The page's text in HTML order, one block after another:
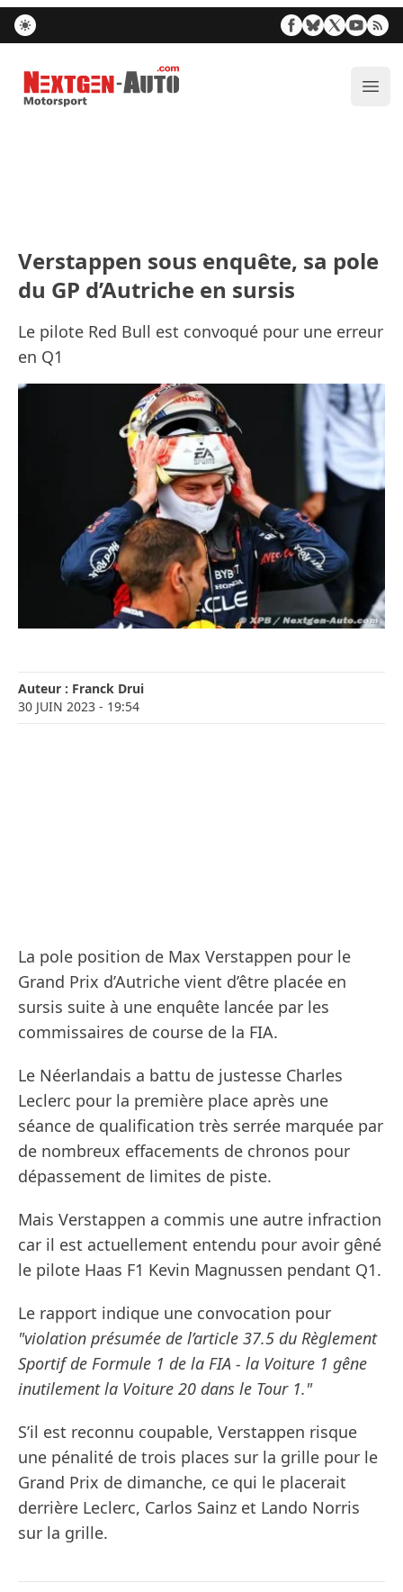
Nextgen-Auto.com
Verstappen sous enquête, sa pole
du GP d’Autriche en sursis
Le pilote Red Bull est convoqué pour une erreur
en Q1
Auteur : Franck Drui
30 JUIN 2023 - 19:54
La pole position de Max Verstappen pour le
Grand Prix d’Autriche vient d’être placée en
sursis suite à une enquête lancée par les
commissaires de course de la FIA.
Le Néerlandais a battu de justesse Charles
Leclerc pour la première place après une
séance de qualification très serrée marquée par
de nombreux effacements de chronos pour
dépassement de limites de piste.
Mais Verstappen a commis une autre infraction
car il est actuellement entendu pour avoir gêné
le pilote Haas F1 Kevin Magnussen pendant Q1.
Le rapport indique une convocation pour
"violation présumée de l’article 37.5 du Règlement
Sportif de Formule 1 de la FIA - la Voiture 1 gêne
inutilement la Voiture 20 dans le Tour 1."
S’il est reconnu coupable, Verstappen risque
une pénalité de trois places sur la grille pour le
Grand Prix de dimanche, ce qui le placerait
derrière Leclerc, Carlos Sainz et Lando Norris
sur la grille.